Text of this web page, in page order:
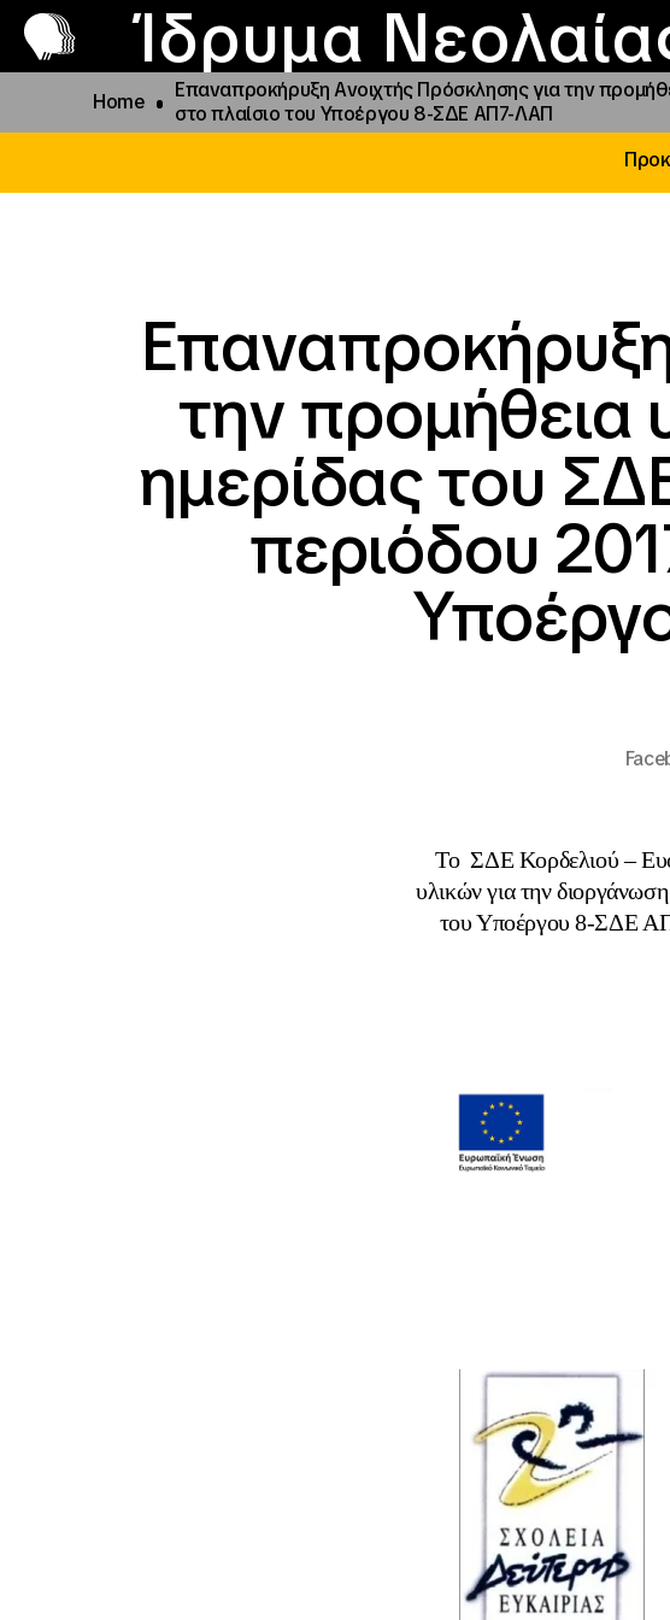
Ίδρυμα
Home
Επαναπροκήρυξη Ανοιχτής Πρόσκλησης για την
στο πλαίσιο του Υποέργου 8-ΣΔΕ ΑΠ7-ΛΑΠ
την προμήθεια
ημερίδας του
περιόδου
Το ΣΔΕ Κορδελιού –
υλικών για την
του Υποέργου 8-ΣΔΕ